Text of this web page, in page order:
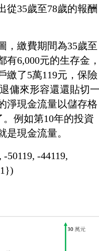
從35歲至78歲的報酬
，繳費期間為35歲至
有6,000元的生存金
繳了5萬119元，保險
傭來形容還還貼切
淨現金流量以儲存格
例如第10年的投資
是現金流量。
50119, -44119,